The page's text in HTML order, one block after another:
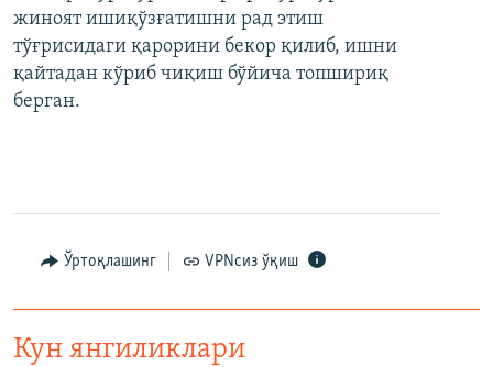
жиноят ишиқўзғатишни рад этиш
тўғрисидаги қарорини бекор қилиб, ишни
қайтадан кўриб чиқиш бўйича топшириқ
берган.
Ўртоқлашинг VPNсиз ўқиш
Кун янгиликлари